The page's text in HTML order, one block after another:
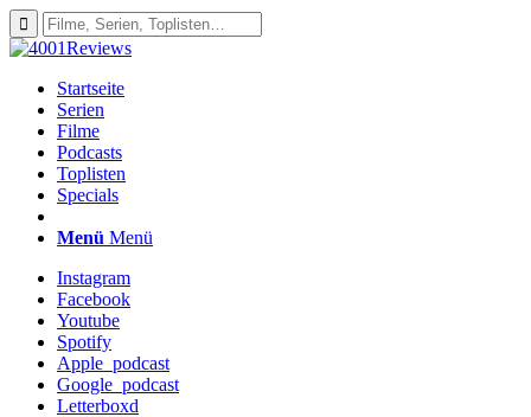
Startseite
Serien
Filme
Podcasts
Toplisten
Specials
Menü Menü
Instagram
Facebook
Youtube
Spotify
Apple_podcast
Google_podcast
Letterboxd